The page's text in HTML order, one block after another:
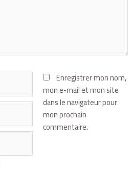
Enregistrer mon nom,
mon e-mail et mon site
dans le navigateur pour
mon prochain
commentaire.